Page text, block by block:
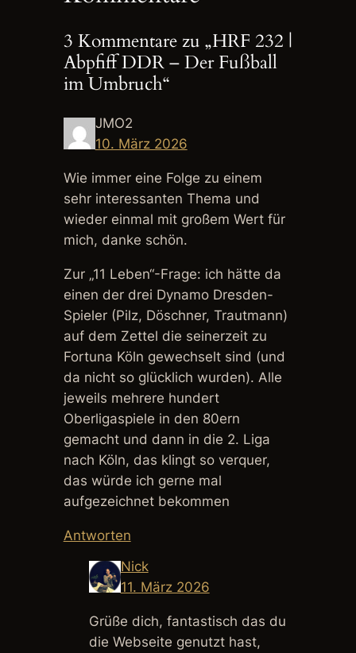
3 Kommentare zu „HRF 232 |
Abpfiff DDR – Der Fußball
im Umbruch“
JMO2
10. März 2026
Wie immer eine Folge zu einem
sehr interessanten Thema und
wieder einmal mit großem Wert für
mich, danke schön.
Zur „11 Leben“-Frage: ich hätte da
einen der drei Dynamo Dresden-
Spieler (Pilz, Döschner, Trautmann)
auf dem Zettel die seinerzeit zu
Fortuna Köln gewechselt sind (und
da nicht so glücklich wurden). Alle
jeweils mehrere hundert
Oberligaspiele in den 80ern
gemacht und dann in die 2. Liga
nach Köln, das klingt so verquer,
das würde ich gerne mal
aufgezeichnet bekommen
Antworten
Nick
11. März 2026
Grüße dich, fantastisch das du
die Webseite genutzt hast,